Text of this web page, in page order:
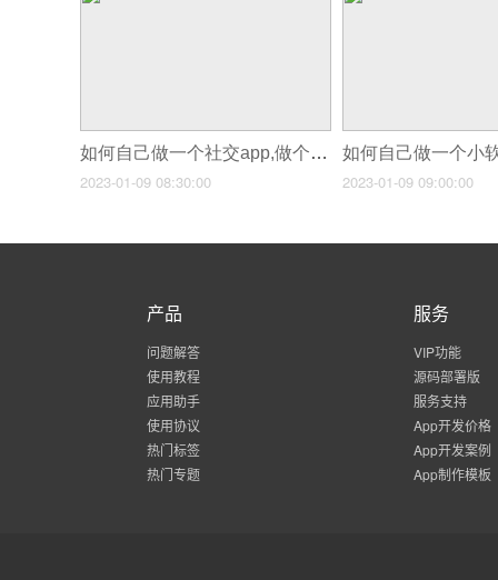
如何自己做一个社交app,做个小app
2023-01-09 08:30:00 2023-01-09 09:00:00
产品
问题解答
使用教程
应用助手
使用协议
热门标签
热门专题
服务
VIP功能
源码部署版
服务支持
App开发价格
App开发案例
App制作模板